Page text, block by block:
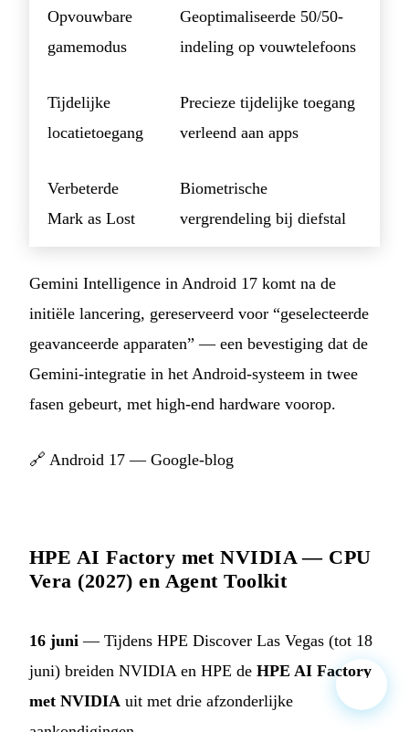
Opvouwbare
gamemodus
Geoptimaliseerde 50/50-
indeling op vouwtelefoons
Tijdelijke
locatietoegang
Precieze tijdelijke toegang
verleend aan apps
Verbeterde
Mark as Lost
Biometrische
vergrendeling bij diefstal
Gemini Intelligence in Android 17 komt na de
initiële lancering, gereserveerd voor “geselecteerde
geavanceerde apparaten” — een bevestiging dat de
Gemini-integratie in het Android-systeem in twee
fasen gebeurt, met high-end hardware voorop.
🔗 Android 17 — Google-blog
HPE AI Factory met NVIDIA — CPU
Vera (2027) en Agent Toolkit
16 juni — Tijdens HPE Discover Las Vegas (tot 18
juni) breiden NVIDIA en HPE de HPE AI Factory
met NVIDIA uit met drie afzonderlijke